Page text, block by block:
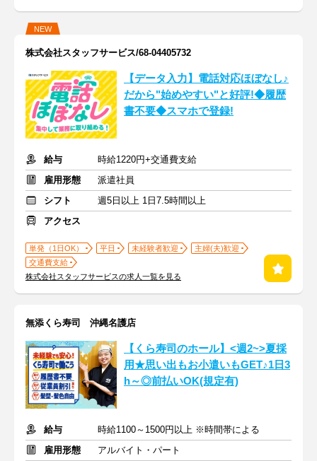
NEW
株式会社スタッフサービス/68-04405732
【データ入力】電話対応ほぼなし♪
だから"始めやすい"と好評!◆履歴
書不要◆スマホで登録!
給与
時給1220円+交通費支給
雇用形態
派遣社員
シフト
週5日以上 1日7.5時間以上
アクセス
単発（1日OK） 平日 未経験者歓迎
主婦(夫)歓迎
交通費支給
株式会社スタッフサービスの求人一覧を見る
無添くら寿司 沖縄名護店
【くら寿司のホール】<週2~>夏採
用★思い出もお小遣いもGET♪1日3
h～◎前払いOK(規定有)
給与
時給1100～1500円以上 ※時間帯による
雇用形態
アルバイト・パート